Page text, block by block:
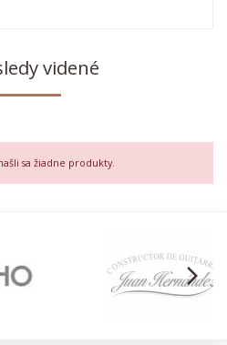
videné
sa žiadne produkty.
arrow_forward_ios